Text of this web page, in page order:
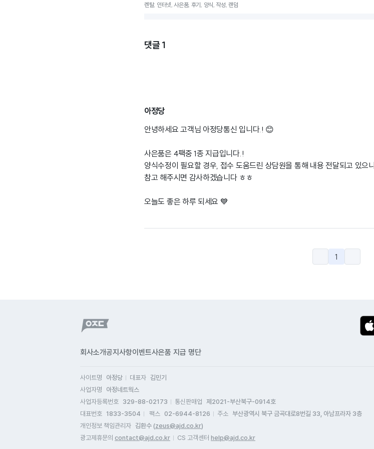
렌탈, 인터넷, 사은품, 후기, 양식, 작성, 랜덤
댓글 1
아정당
안녕하세요 고객님 아정당통신 입니다.! 😊
사은품은 4팩중 1종 지급입니다.!
양식수정이 필요할 경우, 접수 도움드린 상담원을 통해 내용 전달되고 있으니
참고 해주시면 감사하겠습니다 ㅎㅎ
오늘도 좋은 하루 되세요 💙
1
회사소개공지사항이벤트사은품 지급 명단
사이트명 아정당 대표자 김민기
사업자명
아정네트웍스
사업자등록번호 329-88-02173 통신판매업
제2021-부산북구-0914호
대표번호 1833-3504 팩스 02-6944-8126 주소 부산광역시 북구 금곡대로8번길 33, 아남프라자 3층
개인정보 책임관리자 김환수 (zeus@ajd.co.kr)
광고제휴문의 contact@ajd.co.kr CS 고객센터 help@ajd.co.kr